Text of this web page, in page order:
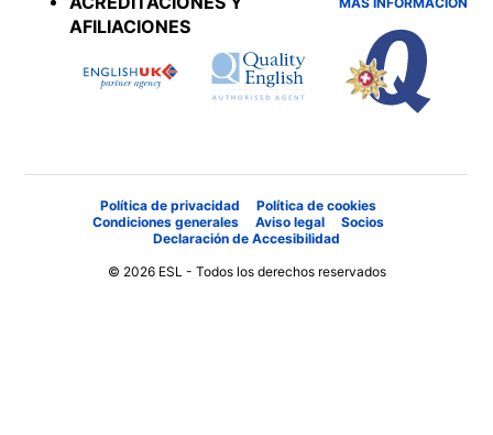
AFILIACIONES
Política de privacidad
Política de cookies
Condiciones generales
Aviso legal
Socios
Declaración de Accesibilidad
© 2026 ESL - Todos los derechos reservados